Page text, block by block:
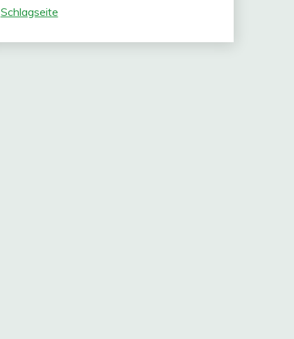
Schlagseite